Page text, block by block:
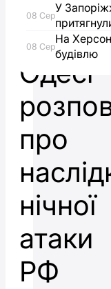
в
Одесі
про
нічної
атаки
РФ
08 Сер
У
08 Сер
На
будівлю